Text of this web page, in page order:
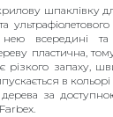
шпаклівку
всередині та
пластична,
різкого запаху,
в
за